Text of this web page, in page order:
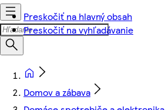
Preskočiť na hlavný obsah
Preskočiť na vyhľadávanie
Domov a zábava